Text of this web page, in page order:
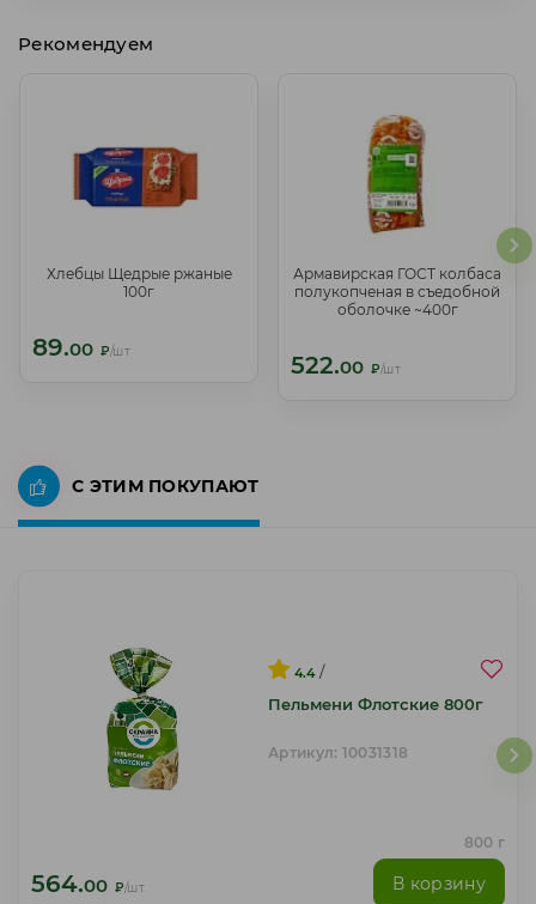
Рекомендуем
Хлебцы Щедрые ржаные
100г
89.00 ₽/шт
Хлебцы Щедрые ржаные
100г
89.00 ₽/шт
Армавирская ГОСТ колбаса
полукопченая в съедобной
оболочке ~400г
522.00 ₽/шт
Армавирская ГОСТ колбаса
полукопченая в съедобной
оболочке ~400г
522.00 ₽/шт
С ЭТИМ ПОКУПАЮТ
4.4 /
Пельмени Флотские 800г
Артикул: 10031318
800 г
564.00 ₽/шт В корзину